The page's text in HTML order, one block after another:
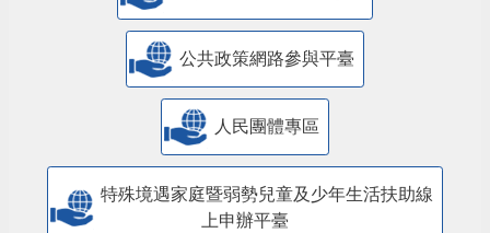
公共政策網路參與平臺
人民團體專區
特殊境遇家庭暨弱勢兒童及少年生活扶助線
上申辦平臺